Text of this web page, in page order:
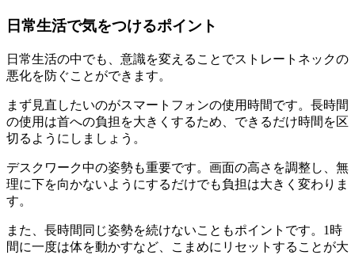
日常生活で気をつけるポイント
日常生活の中でも、意識を変えることでストレートネックの
悪化を防ぐことができます。
まず見直したいのがスマートフォンの使用時間です。長時間
の使用は首への負担を大きくするため、できるだけ時間を区
切るようにしましょう。
デスクワーク中の姿勢も重要です。画面の高さを調整し、無
理に下を向かないようにするだけでも負担は大きく変わりま
す。
また、長時間同じ姿勢を続けないこともポイントです。1時
間に一度は体を動かすなど、こまめにリセットすることが大